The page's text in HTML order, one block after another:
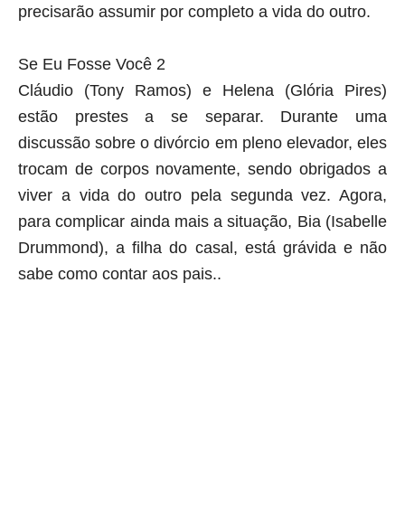
precisarão assumir por completo a vida do outro.
Se Eu Fosse Você 2
Cláudio (Tony Ramos) e Helena (Glória Pires)
estão prestes a se separar. Durante uma
discussão sobre o divórcio em pleno elevador, eles
trocam de corpos novamente, sendo obrigados a
viver a vida do outro pela segunda vez. Agora,
para complicar ainda mais a situação, Bia (Isabelle
Drummond), a filha do casal, está grávida e não
sabe como contar aos pais..